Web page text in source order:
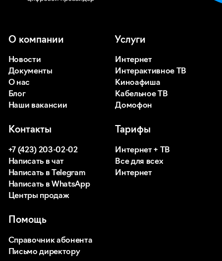
О компании
Новости
Документы
О нас
Блог
Наши вакансии
Услуги
Интернет
Интерактивное ТВ
Киноафиша
Кабельное ТВ
Домофон
Помощь
Справочник абонента
Письмо директору
Тарифы
Интернет + ТВ
Все для всех
Интернет
Контакты
+7 (423) 203-02-02
Написать в чат
Написать в Telegram
Написать в WhatsApp
Центры продаж